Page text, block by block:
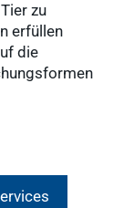
zu
erfüllen
die